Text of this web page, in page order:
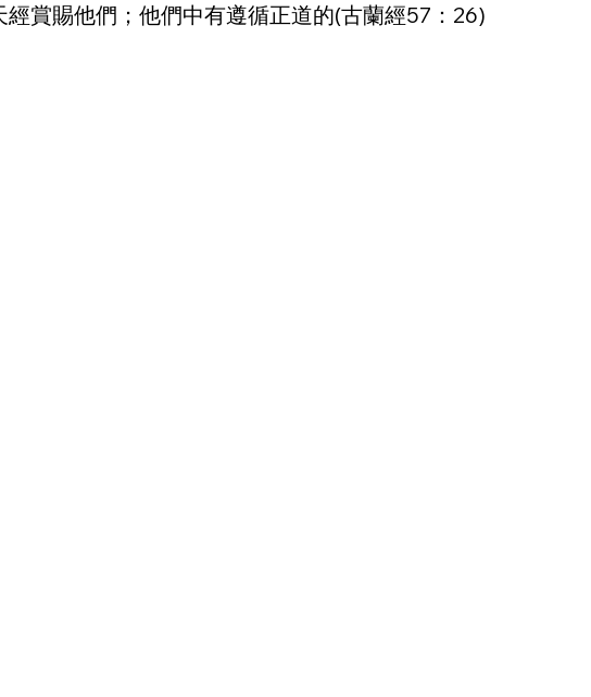
經賞賜他們；他們中有遵循正道的(古蘭經57：26)